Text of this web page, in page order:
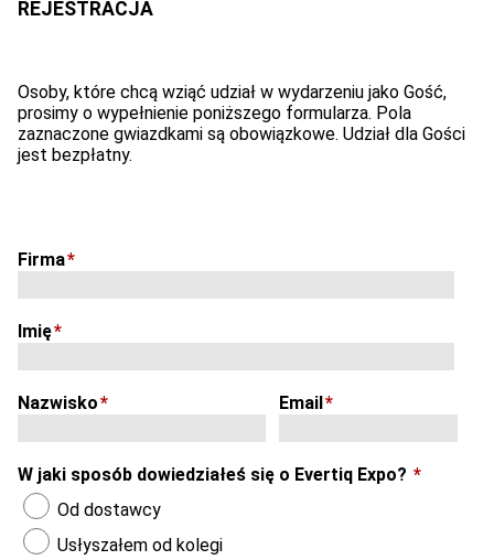
Osoby, które chcą wziąć udział w wydarzeniu jako Gość,
prosimy o wypełnienie poniższego formularza. Pola
zaznaczone gwiazdkami są obowiązkowe. Udział dla Gości
jest bezpłatny.
Firma*
Imię*
Nazwisko* Email*
W jaki sposób dowiedziałeś się o Evertiq Expo? *
Od dostawcy
Usłyszałem od kolegi